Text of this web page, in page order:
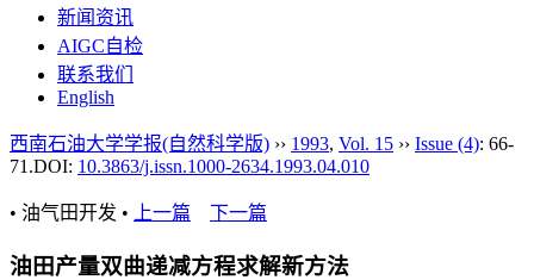
新闻资讯
AIGC自检
联系我们
English
西南石油大学学报(自然科学版) ›› 1993, Vol. 15 ›› Issue (4): 66-
71.DOI: 10.3863/j.issn.1000-2634.1993.04.010
• 油气田开发 • 上一篇 下一篇
油田产量双曲递减方程求解新方法